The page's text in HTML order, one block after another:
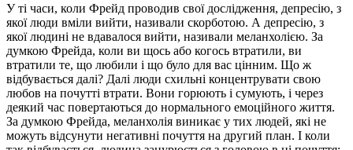
У ті часи, коли Фрейд проводив свої дослідження, депресію, з
якої люди вміли вийти, називали скорботою. А депресію, з
якої людині не вдавалося вийти, називали меланхолією. За
думкою Фрейда, коли ви щось або когось втратили, ви
втратили те, що любили і що було для вас цінним. Що ж
відбувається далі? Далі люди схильні концентрувати свою
любов на почутті втрати. Вони горюють і сумують, і через
деякий час повертаються до нормального емоційного життя.
За думкою Фрейда, меланхолія виникає у тих людей, які не
можуть відсунути негативні почуття на другий план. І коли